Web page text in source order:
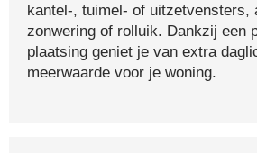
kantel-, tuimel- of uitzetvensters,
zonwering of rolluik. Dankzij een
plaatsing geniet je van extra
meerwaarde voor je woning.